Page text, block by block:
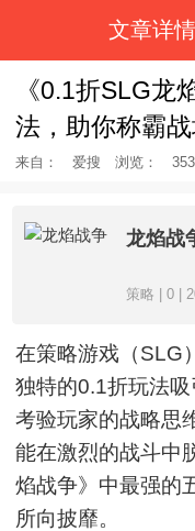
文章详情
《0.1折SLG龙
法，助你称霸战
来自： 爱搜 浏览：
龙焰战
策略 | 0 |
在策略游戏（SLG
独特的0.1折玩法
考验玩家的战略思
能在激烈的战斗中
焰战争》中最强的
所向披靡。